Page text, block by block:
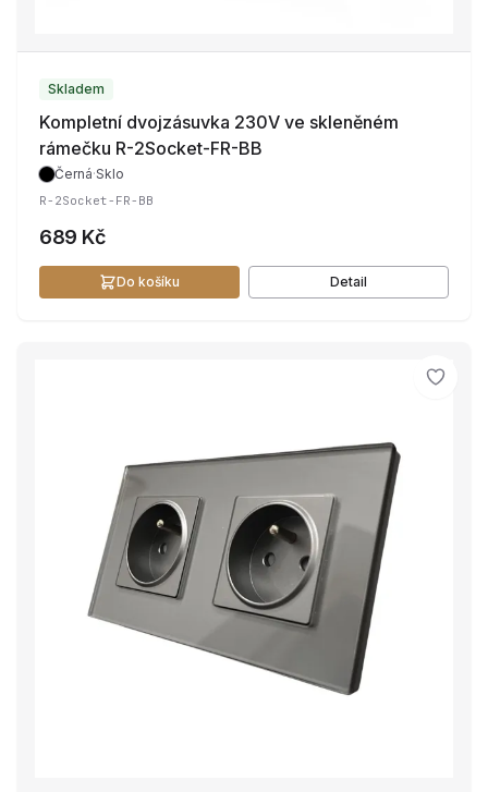
Skladem
Kompletní dvojzásuvka 230V ve skleněném
rámečku R-2Socket-FR-BB
Černá·Sklo
R-2Socket-FR-BB
689 Kč
Do košíku Detail